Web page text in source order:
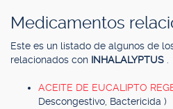
Medicamentos
Este es un listado de algunos de
relacionados con INHALALYPTUS
ACEITE DE EUCALIPTO
Descongestivo, Bactericida )